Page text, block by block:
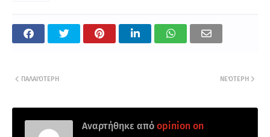
ΝΕΌΤΕΡΗ
ΠΑΛΑΙΌΤΕΡΗ
Αναρτήθηκε από opinion on